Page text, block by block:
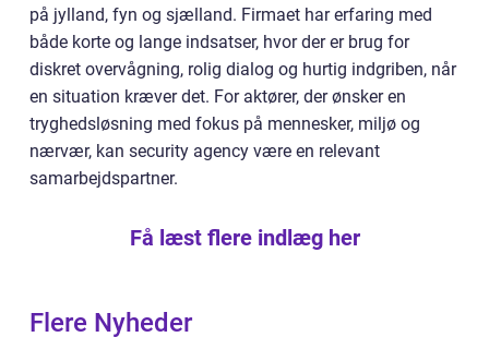
på jylland, fyn og sjælland. Firmaet har erfaring med
både korte og lange indsatser, hvor der er brug for
diskret overvågning, rolig dialog og hurtig indgriben, når
en situation kræver det. For aktører, der ønsker en
tryghedsløsning med fokus på mennesker, miljø og
nærvær, kan security agency være en relevant
samarbejdspartner.
Få læst flere indlæg her
Flere Nyheder